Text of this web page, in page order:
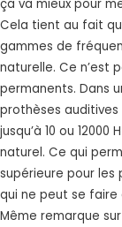
ça va mieux pour
Cela tient au fait
gammes de
naturelle. Ce n’est
permanents. Dans
prothèses
jusqu’à 10 ou
naturel. Ce qui
supérieure pour les
qui ne peut se faire
Même remarque